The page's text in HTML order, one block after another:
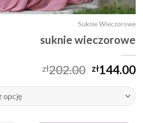
Suknie Wieczorowe
suknie wieczorowe
zł202.00 zł144.00